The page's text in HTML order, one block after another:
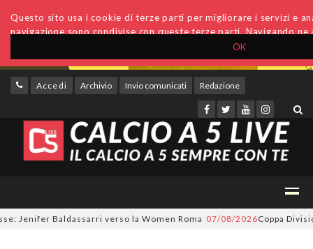
OK
Questo sito usa i cookie di terze parti per migliorare i servizi e
navigazione sono condivise con queste terze parti. Navigando
Accedi Archivio Invio comunicati Redazione
Baldassarri verso la Women Roma 07/08/2026Coppa Divisione,